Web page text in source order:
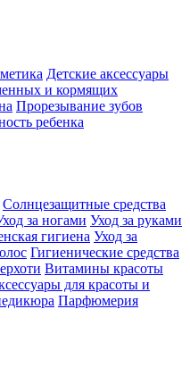
Детские аксессуары
и кормящих
Прорезывание зубов
ребенка
Солнцезащитные средства
за ногами Уход за руками
гигиена Уход за
Гигиенические средства
Витамины красоты
для красоты и
Парфюмерия